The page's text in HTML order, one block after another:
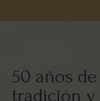
50 años
tradición y